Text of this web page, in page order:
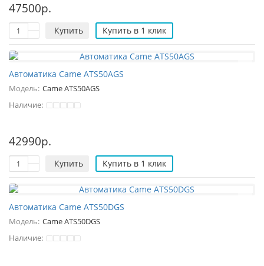
47500р.
Купить Купить в 1 клик
Автоматика Came ATS50AGS
Модель: Came ATS50AGS
Наличие:
42990р.
Купить Купить в 1 клик
Автоматика Came ATS50DGS
Модель: Came ATS50DGS
Наличие: